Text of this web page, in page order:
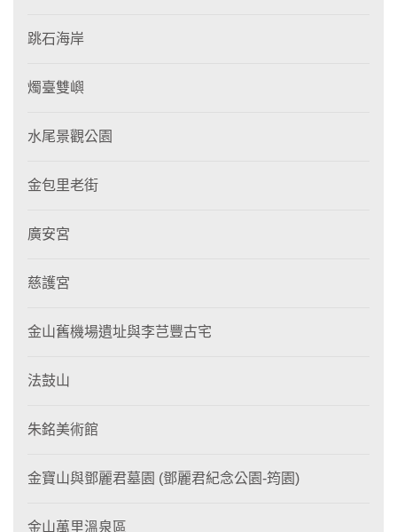
跳石海岸
燭臺雙嶼
水尾景觀公園
金包里老街
廣安宮
慈護宮
金山舊機場遺址與李芑豐古宅
法鼓山
朱銘美術館
金寶山與鄧麗君墓園 (鄧麗君紀念公園-筠園)
金山萬里溫泉區